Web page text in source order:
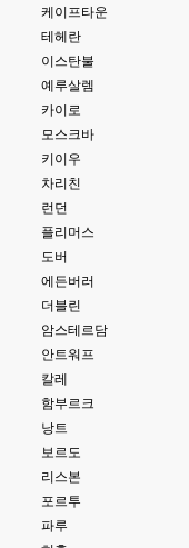
케이프타운
테헤란
이스탄불
예루살렘
카이로
모스크바
키이우
차리친
런던
플리머스
도버
에든버러
더블린
암스테르담
안트워프
칼레
함부르크
낭트
보르도
리스본
포르투
파루
입니다 ㅋ
한 데이트가있으면 옴기